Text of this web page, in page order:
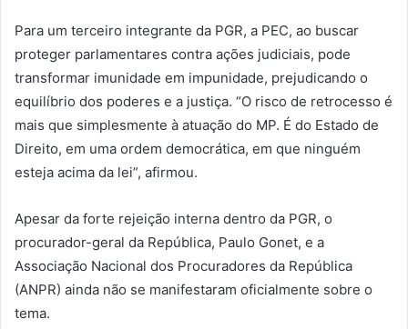
Para um terceiro integrante da PGR, a PEC, ao buscar
proteger parlamentares contra ações judiciais, pode
transformar imunidade em impunidade, prejudicando o
equilíbrio dos poderes e a justiça. “O risco de retrocesso é
mais que simplesmente à atuação do MP. É do Estado de
Direito, em uma ordem democrática, em que ninguém
esteja acima da lei”, afirmou.
Apesar da forte rejeição interna dentro da PGR, o
procurador-geral da República, Paulo Gonet, e a
Associação Nacional dos Procuradores da República
(ANPR) ainda não se manifestaram oficialmente sobre o
tema.